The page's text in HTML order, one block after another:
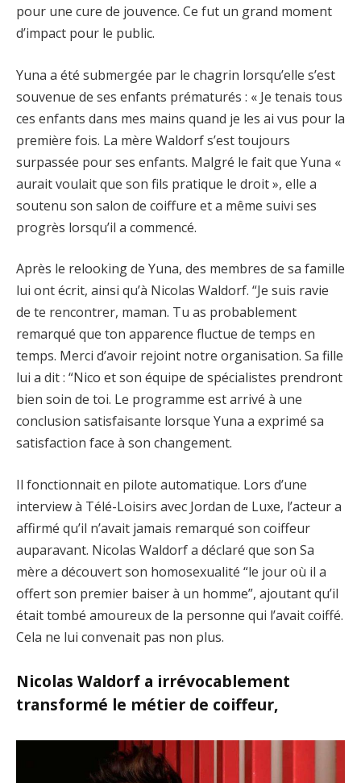
pour une cure de jouvence. Ce fut un grand moment
d’impact pour le public.
Yuna a été submergée par le chagrin lorsqu’elle s’est
souvenue de ses enfants prématurés : « Je tenais tous
ces enfants dans mes mains quand je les ai vus pour la
première fois. La mère Waldorf s’est toujours
surpassée pour ses enfants. Malgré le fait que Yuna «
aurait voulait que son fils pratique le droit », elle a
soutenu son salon de coiffure et a même suivi ses
progrès lorsqu’il a commencé.
Après le relooking de Yuna, des membres de sa famille
lui ont écrit, ainsi qu’à Nicolas Waldorf. “Je suis ravie
de te rencontrer, maman. Tu as probablement
remarqué que ton apparence fluctue de temps en
temps. Merci d’avoir rejoint notre organisation. Sa fille
lui a dit : “Nico et son équipe de spécialistes prendront
bien soin de toi. Le programme est arrivé à une
conclusion satisfaisante lorsque Yuna a exprimé sa
satisfaction face à son changement.
Il fonctionnait en pilote automatique. Lors d’une
interview à Télé-Loisirs avec Jordan de Luxe, l’acteur a
affirmé qu’il n’avait jamais remarqué son coiffeur
auparavant. Nicolas Waldorf a déclaré que son Sa
mère a découvert son homosexualité “le jour où il a
offert son premier baiser à un homme”, ajoutant qu’il
était tombé amoureux de la personne qui l’avait coiffé.
Cela ne lui convenait pas non plus.
Nicolas Waldorf a irrévocablement
transformé le métier de coiffeur,